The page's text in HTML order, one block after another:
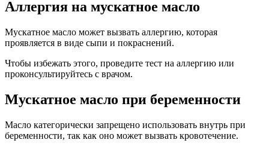
Аллергия на мускатное масло
Мускатное масло может вызвать аллергию, которая
проявляется в виде сыпи и покраснений.
Чтобы избежать этого, проведите тест на аллергию или
проконсультируйтесь с врачом.
Мускатное масло при беременности
Масло категорически запрещено использовать внутрь при
беременности, так как оно может вызвать кровотечение.